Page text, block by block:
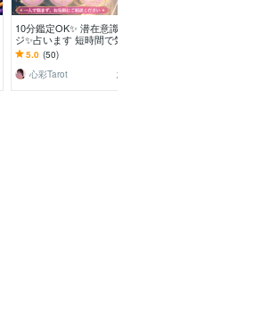
10分鑑定OK✨ 潜在意識メッセー
ジ✨占います 短時間で気づきを受
け取りたい方へ✨
5.0 (50)
心彩Tarot
200